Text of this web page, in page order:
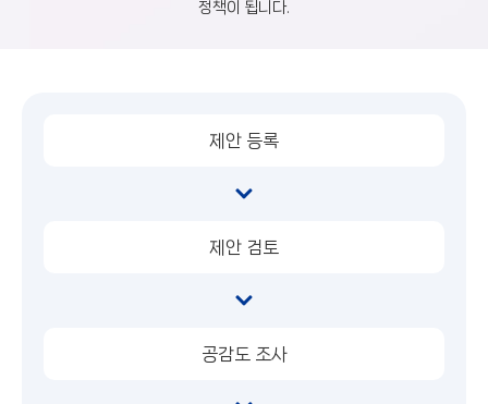
정책이 됩니다.
제안 등록
제안 검토
공감도 조사